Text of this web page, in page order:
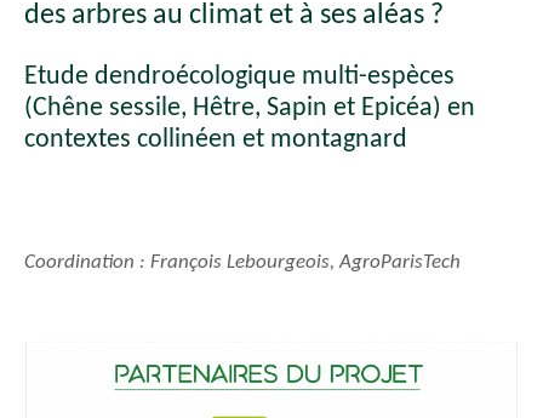
des arbres au climat et à ses aléas ?
Etude dendroécologique multi-espèces
(Chêne sessile, Hêtre, Sapin et Epicéa) en
contextes collinéen et montagnard
Coordination : François Lebourgeois, AgroParisTech